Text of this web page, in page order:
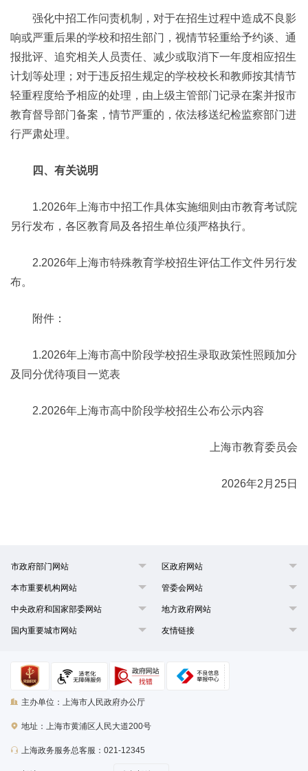
强化中招工作问责机制，对于在招生过程中造成不良影
响或严重后果的学校和招生部门，视情节轻重给予约谈、通
报批评、追究相关人员责任、减少或取消下一年度相应招生
计划等处理；对于违反招生规定的学校校长和教师按其情节
轻重程度给予相应的处理，由上级主管部门记录在案并报市
教育督导部门备案，情节严重的，依法移送纪检监察部门进
行严肃处理。
四、有关说明
1.2026年上海市中招工作具体实施细则由市教育考试院
另行发布，各区教育局及各招生单位须严格执行。
2.2026年上海市特殊教育学校招生评估工作文件另行发
布。
附件：
1.2026年上海市高中阶段学校招生录取政策性照顾加分
及同分优待项目一览表
2.2026年上海市高中阶段学校招生公布公示内容
上海市教育委员会
2026年2月25日
市政府部门网站 区政府网站
本市重要机构网站 管委会网站
中央政府和国家部委网站 地方政府网站
国内重要城市网站 友情链接
主办单位：上海市人民政府办公厅
地址：上海市黄浦区人民大道200号
上海政务服务总客服：021-12345